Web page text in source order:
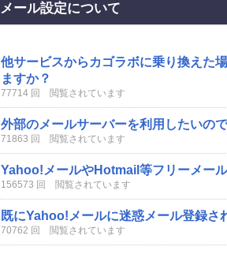
メール設定について
他サービスからカゴラボに乗り換えた
ますか？
77714 回 閲覧されています
外部のメールサーバーを利用したいの
71863 回 閲覧されています
Yahoo!メールやHotmail等フリーメー
156573 回 閲覧されています
既にYahoo!メールに迷惑メール登録さ
70762 回 閲覧されています